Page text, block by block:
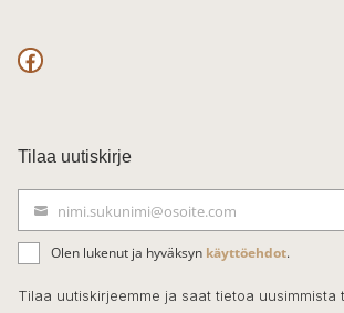
F
c
e
b
o
o
Tilaa uutiskirje
ä
h
k
nimi.sukunimi@osoite.com
Olen lukenut ja hyväksyn käyttöehdot.
Tilaa uutiskirjeemme ja saat tietoa uusimmista